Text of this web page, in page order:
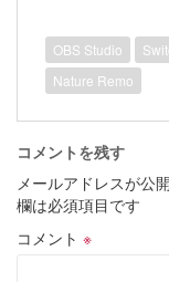
OBS Studio
Nature Remo
コメントを残す
メールアドレスが公
欄は必須項目です
コメント ※